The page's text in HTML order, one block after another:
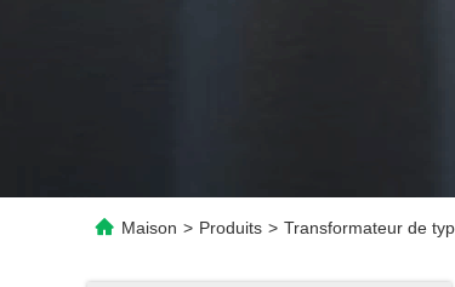
Maison > Produits > Transformateur de